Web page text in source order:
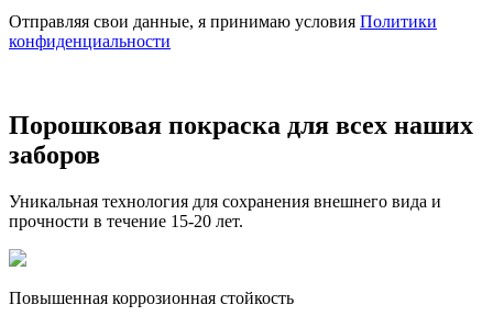
Отправляя свои данные, я принимаю условия Политики
конфиденциальности
Порошковая покраска для всех наших
заборов
Уникальная технология для сохранения внешнего вида и
прочности в течение 15-20 лет.
Повышенная коррозионная стойкость